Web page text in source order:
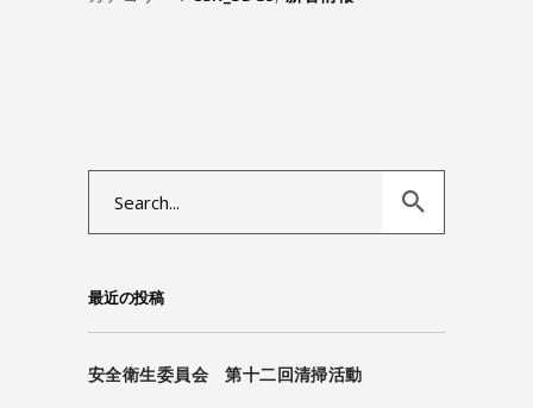
最近の投稿
安全衛生委員会 第十二回清掃活動